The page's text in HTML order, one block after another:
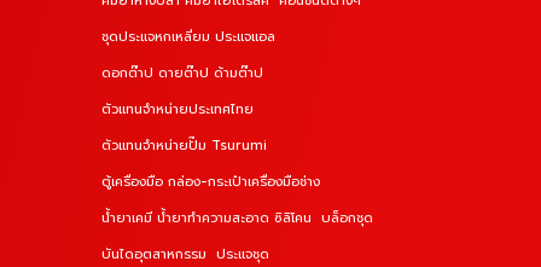
ชุดประแจหกเหลี่ยม ประแจแอล
ดอกต๊าป ดายต๊าป ด้ามต๊าป
ตัวแทนจำหน่ายประเทศไทย
ตัวแทนจำหน่ายปั๊ม Tsurumi
ตู้เครื่องมือ กล่อง-กระเป๋าเครื่องมือช่าง
น้ำยาเคมี น้ำยาทำความสะอาด ซิลิโคน บล็อกชุด
บันไดอุตสาหกรรม ประแจชุด